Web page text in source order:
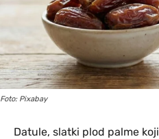
Foto: Pixabay
Datule, slatki plod palme